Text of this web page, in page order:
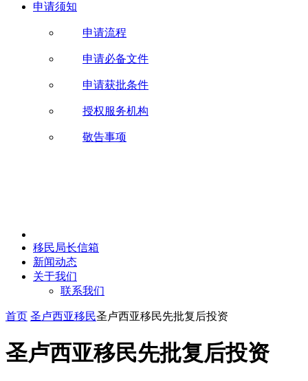
申请须知
申请流程
申请必备文件
申请获批条件
授权服务机构
敬告事项
移民局长信箱
新闻动态
关于我们
联系我们
首页 圣卢西亚移民圣卢西亚移民先批复后投资
圣卢西亚移民先批复后投资